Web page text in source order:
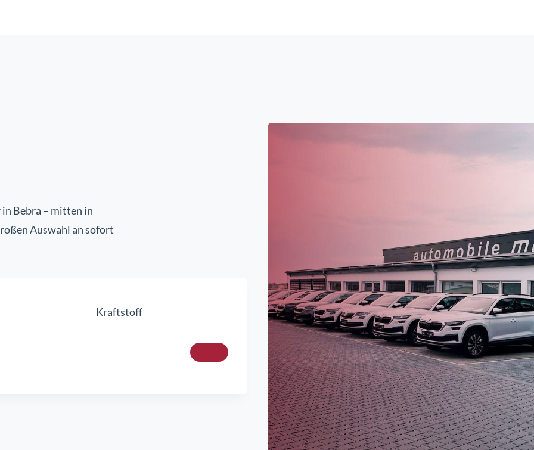
Bebra – mitten in
Auswahl an sofort
Kraftstoff